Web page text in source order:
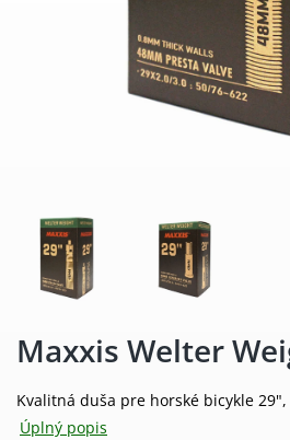
Maxxis Welter
Kvalitná duša pre horské bicykle
Úplný popis